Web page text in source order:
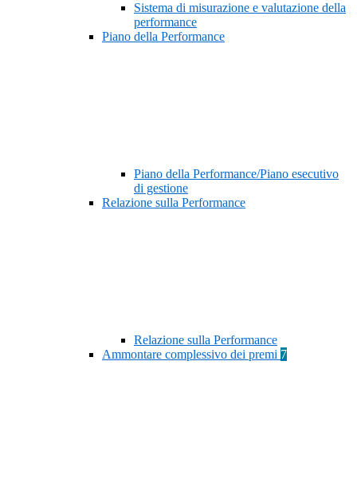
Sistema di misurazione e valutazione della
performance
Piano della Performance
Piano della Performance/Piano esecutivo
di gestione
Relazione sulla Performance
Relazione sulla Performance
Ammontare complessivo dei premi 7